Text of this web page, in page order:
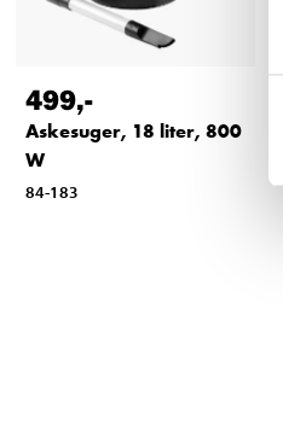
499,-
Askesuger, 18 liter, 800
W
84-183